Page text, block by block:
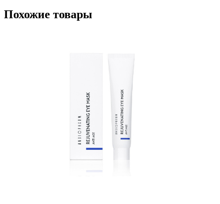
Похожие товары